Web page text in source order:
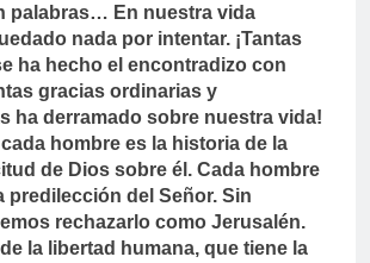
palabras… En nuestra vida
nada por intentar. ¡Tantas
ha hecho el encontradizo con
gracias ordinarias y
ha derramado sobre nuestra vida!
hombre es la historia de la
de Dios sobre él. Cada hombre
predilección del Señor. Sin
rechazarlo como Jerusalén.
la libertad humana, que tiene la